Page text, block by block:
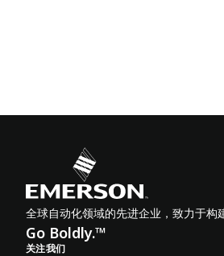
全球自动化领域的先进企业，致力于构
Go Boldly.™
关注我们